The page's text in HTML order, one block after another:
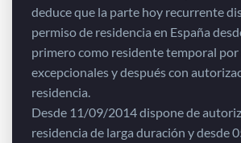
deduce que la parte hoy recurrente
permiso de residencia en España
primero como residente temporal
excepcionales y después con
residencia.
Desde 11/09/2014 dispone de
residencia de larga duración y desde